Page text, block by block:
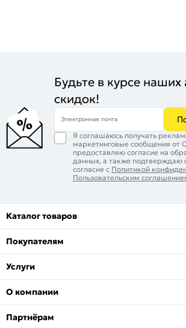
Будьте в курсе наших
скидок!
Электронная почта
Я соглашаюсь получать
маркетинговые сообщения от
предоставляю согласие на
данных, а также подтверждаю
согласие с Политикой
Пользовательским
Каталог товаров
Покупателям
Услуги
О компании
Партнёрам